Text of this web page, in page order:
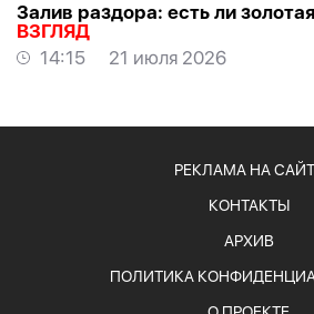
Залив раздора: есть ли
ВЗГЛЯД
14:15
21 июля 2026
РЕКЛАМА НА
КОНТАКТЫ
АРХИВ
ПОЛИТИКА